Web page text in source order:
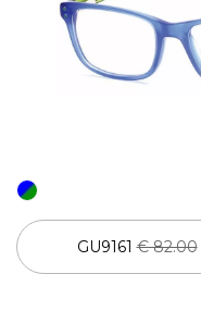
GU9161€ 82.00